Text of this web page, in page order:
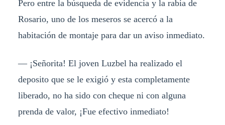
Pero entre la búsqueda de evidencia y la rabia de
Rosario, uno de los meseros se acercó a la
habitación de montaje para dar un aviso inmediato.
— ¡Señorita! El joven Luzbel ha realizado el
deposito que se le exigió y esta completamente
liberado, no ha sido con cheque ni con alguna
prenda de valor, ¡Fue efectivo inmediato!